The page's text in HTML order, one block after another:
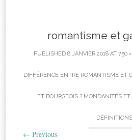
romantisme et
PUBLISHED 8 JANVIER 2018AT 750
DIFFÉRENCE ENTRE ROMANTISME ET
ET BOURGEOIS ? MONDANITÉS
DÉFINITIONS
← Previous